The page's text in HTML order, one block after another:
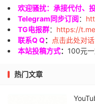
欢迎骚扰：承接代付、
Telegram同步订阅：
TG电报群： https://
联系Q Q：
点击此处对话
本站投稿方式： 100元一
热门文章